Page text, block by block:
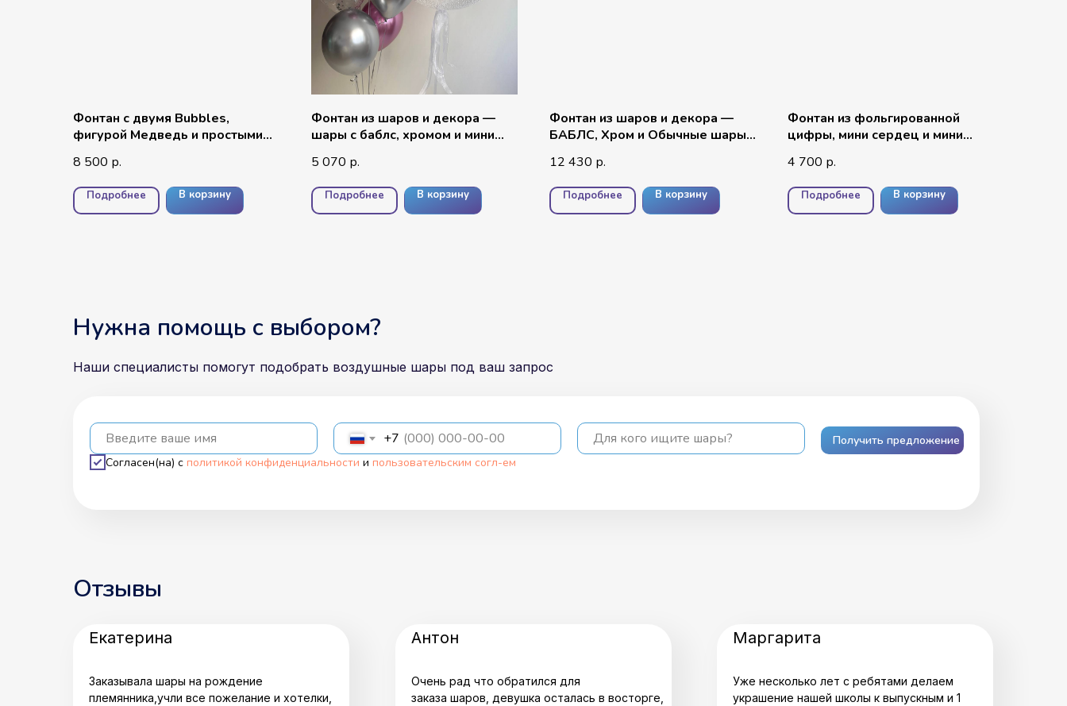
Фонтан с двумя Bubbles,
фигурой Медведь и простыми
8 500 р.
Подробнее В корзину
Фонтан из шаров и декора —
шары с баблс, хромом и мини
5 070 р.
Подробнее В корзину
Фонтан из шаров и декора —
БАБЛС, Хром и Обычные шары
12 430 р.
Подробнее В корзину
Фонтан из фольгированной
цифры, мини сердец и мини
4 700 р.
Подробнее В корзину
Наши специалисты помогут подобрать воздушные шары под ваш запрос
Введите ваше имя +7 Для кого ищите шары?
Согласен(на) с политикой конфиденциальности и пользовательским согл-ем
Получить предложение
Нужна помощь с выбором?
Отзывы
Заказывала шары на рождение
племянника,учли все пожелание и хотелки,
Екатерина
Уже несколько лет с ребятами делаем
украшение нашей школы к выпускным и 1
Маргарита
Очень рад что обратился для
заказа шаров, девушка осталась в восторге,
Антон